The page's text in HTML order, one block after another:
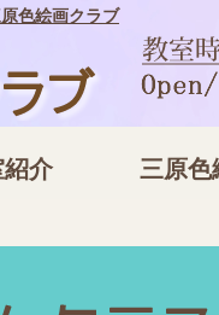
色絵画クラブ
紹介 三原色